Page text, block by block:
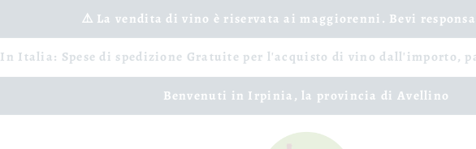
⚠️ La vendita di vino è riservata ai maggiorenni. Bevi
In Italia: Spese di spedizione Gratuite per l'acquisto di vino dall'importo,
Benvenuti in Irpinia, la provincia di Avellino